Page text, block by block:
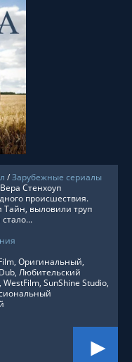
/Зарубежные сериалы
Стенхоуп
происшествия.
выловили труп
Оригинальный,
Любительский
SunShine Studio,